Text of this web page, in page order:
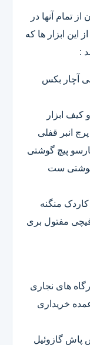
از تمام آنها در
این ابزار ها که
:
آچار بکس
کیف ابزار
انبر قفلی
پیچ گوشتی
گوشتی ست
منگنه
مفتول بری
های نجاری
خریداری
پاش گازوئیل